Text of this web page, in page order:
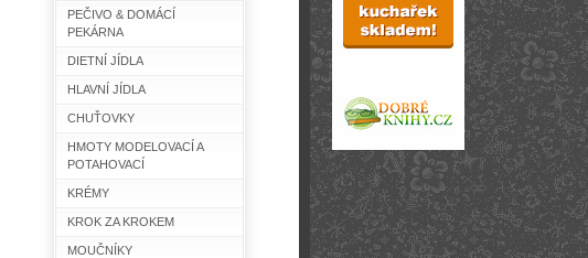
PEČIVO & DOMÁCÍ
PEKÁRNA
DIETNÍ JÍDLA
HLAVNÍ JÍDLA
CHUŤOVKY
HMOTY MODELOVACÍ A
POTAHOVACÍ
KRÉMY
KROK ZA KROKEM
MOUČNÍKY